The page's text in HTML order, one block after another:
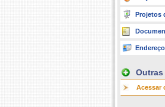
Projetos
Outras
Acessar